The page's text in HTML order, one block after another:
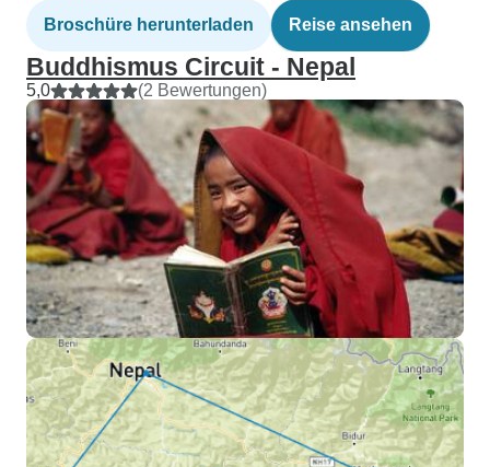
Broschüre herunterladen Reise ansehen
Buddhismus Circuit - Nepal
5,0 (2 Bewertungen)